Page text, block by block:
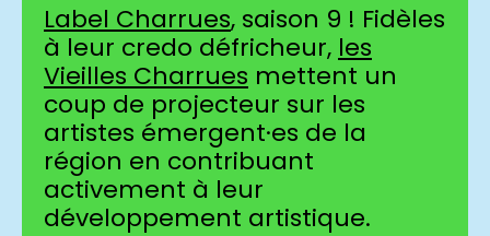
Label Charrues, saison 9 ! Fidèles
à leur credo défricheur, les
Vieilles Charrues mettent un
coup de projecteur sur les
artistes émergent·es de la
région en contribuant
activement à leur
développement artistique.